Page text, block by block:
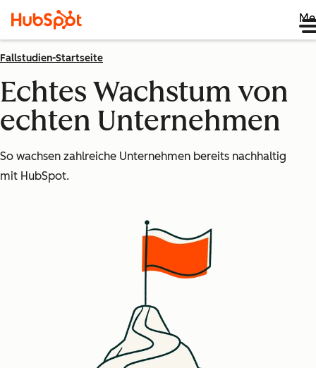
Fallstudien-Startseite
Echtes Wachstum von
echten Unternehmen
So wachsen zahlreiche Unternehmen bereits nachhaltig
mit HubSpot.